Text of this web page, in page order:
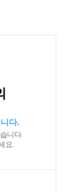
다.
니다.
요.